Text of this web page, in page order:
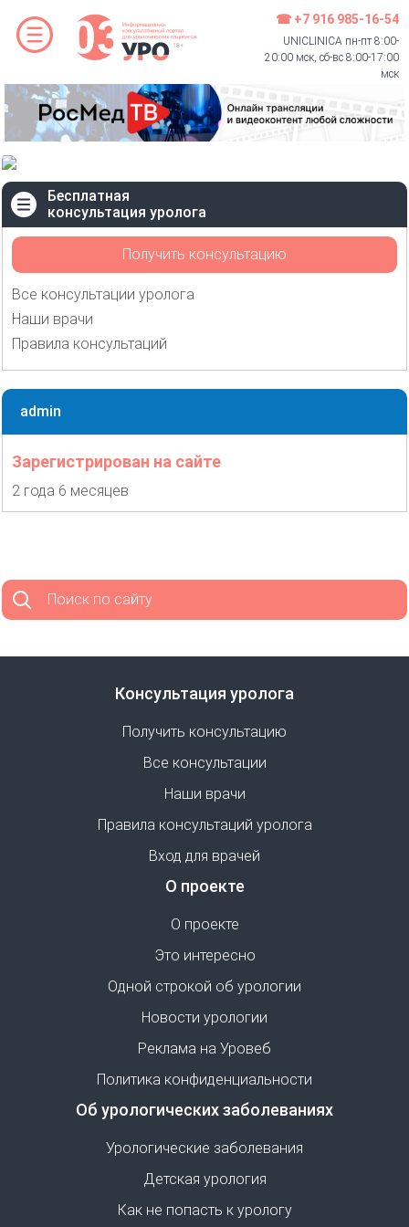
☎ +7 916 985-16-54
UNICLINICA пн-пт 8:00-
20:00 мск, сб-вс 8:00-17:00
мск
Бесплатная
консультация уролога
Получить консультацию
Все консультации уролога
Наши врачи
Правила консультаций
admin
Зарегистрирован на сайте
2 года 6 месяцев
Поиск по сайту
Консультация уролога
Получить консультацию
Все консультации
Наши врачи
Правила консультаций уролога
Вход для врачей
О проекте
О проекте
Это интересно
Одной строкой об урологии
Новости урологии
Реклама на Уровеб
Политика конфиденциальности
Об урологических заболеваниях
Урологические заболевания
Детская урология
Как не попасть к урологу